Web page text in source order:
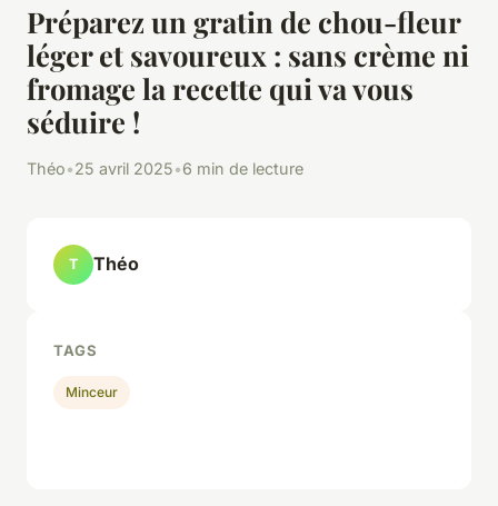
Préparez un gratin de chou-fleur
léger et savoureux : sans crème ni
fromage la recette qui va vous
séduire !
Théo•25 avril 2025•6 min de lecture
T Théo
TAGS
Minceur